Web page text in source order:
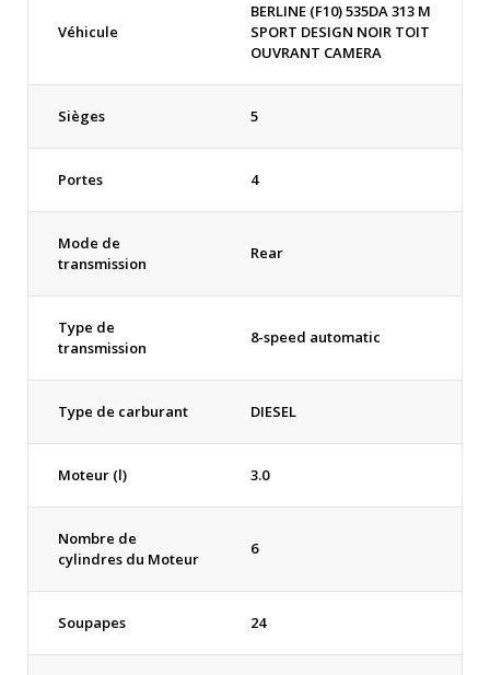
Véhicule
BERLINE (F10) 535DA 313 M
SPORT DESIGN NOIR TOIT
OUVRANT CAMERA
Sièges 5
Portes 4
Mode de
transmission
Rear
Type de
transmission
8-speed automatic
Type de carburant DIESEL
Moteur (l) 3.0
Nombre de
cylindres du Moteur
6
Soupapes 24